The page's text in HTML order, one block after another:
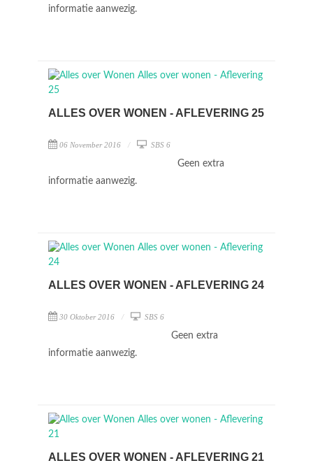
informatie aanwezig.
ALLES OVER WONEN - AFLEVERING 25
06 November 2016 SBS 6
Geen extra
informatie aanwezig.
ALLES OVER WONEN - AFLEVERING 24
30 Oktober 2016 SBS 6
Geen extra
informatie aanwezig.
ALLES OVER WONEN - AFLEVERING 21